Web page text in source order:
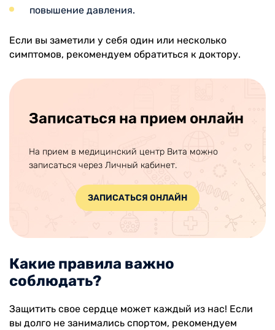
повышение давления.
Если вы заметили у себя один или несколько
симптомов, рекомендуем обратиться к доктору.
Записаться на прием онлайн
На прием в медицинский центр Вита можно
записаться через Личный кабинет.
ЗАПИСАТЬСЯ ОНЛАЙН
Какие правила важно
соблюдать?
Защитить свое сердце может каждый из нас! Если
вы долго не занимались спортом, рекомендуем